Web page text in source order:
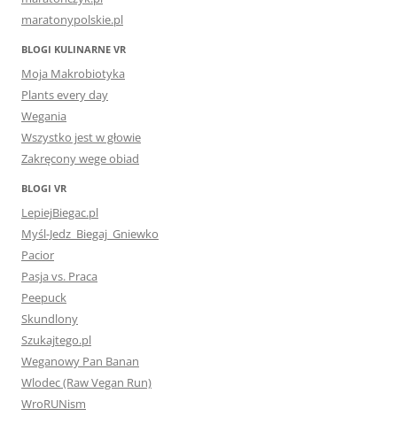
maratonypolskie.pl
BLOGI KULINARNE VR
Moja Makrobiotyka
Plants every day
Wegania
Wszystko jest w głowie
Zakręcony wege obiad
BLOGI VR
LepiejBiegac.pl
Myśl-Jedz_Biegaj_Gniewko
Pacior
Pasja vs. Praca
Peepuck
Skundlony
Szukajtego.pl
Weganowy Pan Banan
Wlodec (Raw Vegan Run)
WroRUNism